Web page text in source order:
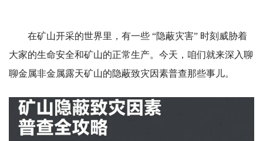
在矿山开采的世界里，有一些 “隐蔽灾害” 时刻威胁着
大家的生命安全和矿山的正常生产。今天，咱们就来深入聊
聊金属非金属露天矿山的隐蔽致灾因素普查那些事儿。